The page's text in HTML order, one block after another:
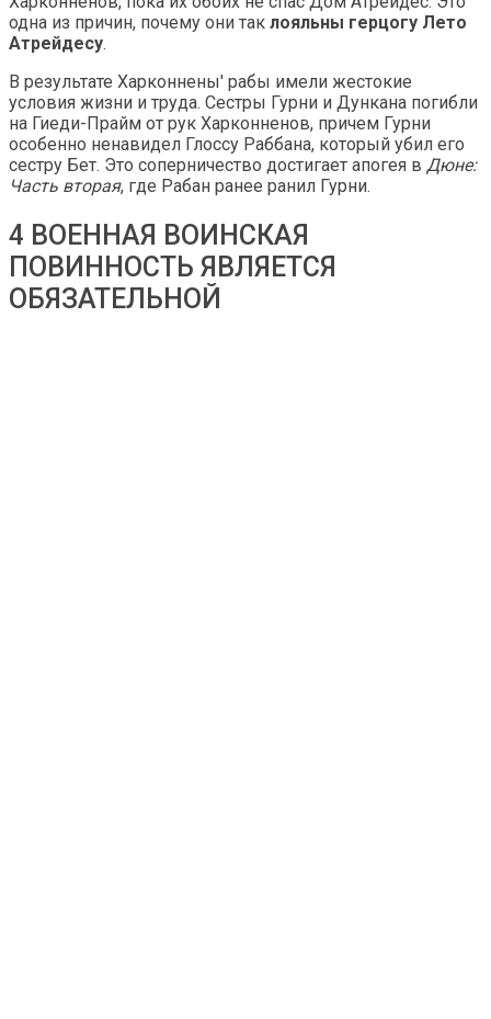
одна из причин, почему они так лояльны герцогу Лето
Атрейдесу.
В результате Харконнены' рабы имели жестокие
условия жизни и труда. Сестры Гурни и Дункана погибли
на Гиеди-Прайм от рук Харконненов, причем Гурни
особенно ненавидел Глоссу Раббана, который убил его
сестру Бет. Это соперничество достигает апогея в Дюне:
Часть вторая, где Рабан ранее ранил Гурни.
4 ВОЕННАЯ ВОИНСКАЯ
ПОВИННОСТЬ ЯВЛЯЕТСЯ
ОБЯЗАТЕЛЬНОЙ